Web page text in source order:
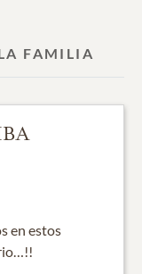
FAMILIA
en estos